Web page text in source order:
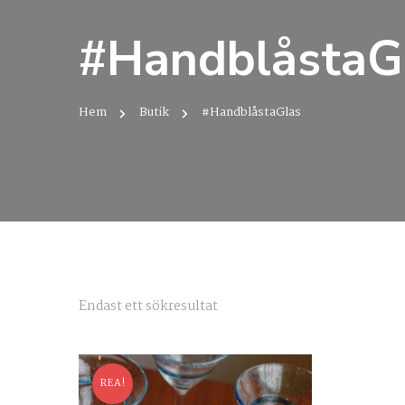
Hem Butik #HandblåstaGlas
Endast ett sökresultat
REA!